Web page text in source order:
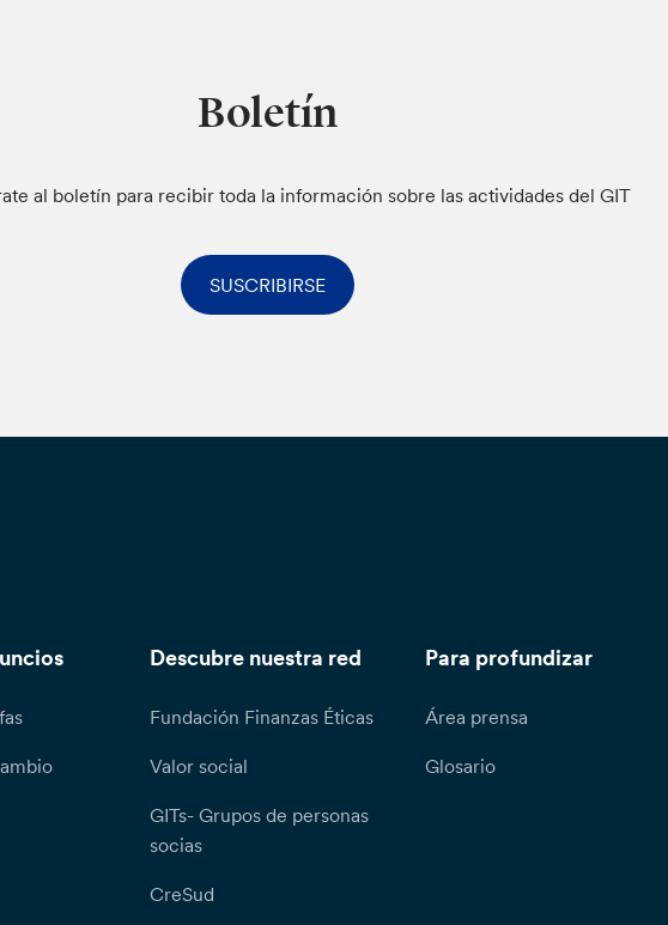
Boletín
al boletín para recibir toda la información sobre las actividades del GIT
SUSCRIBIRSE
Descubre nuestra red
Fundación Finanzas Éticas
Valor social
GITs- Grupos de personas
socias
CreSud
Para profundizar
Área prensa
Glosario